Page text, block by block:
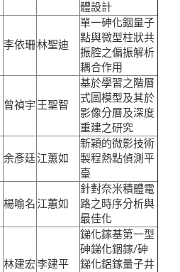
體設計
李依珊林聖迪
單一砷化銦量子
點與微型柱狀共
振腔之偏振解析
耦合作用
曾禎宇 王聖智
基於學習之階層
式圖模型及其於
影像分層及深度
重建之研究
余彥廷江蕙如
新穎的微影技術
製程熱點偵測平
臺
楊喻名江蕙如
針對奈米積體電
路之時序分析與
最佳化
林建宏李建平
銻化鎵基第一型
砷銻化銦鎵/砷
銻化鋁鎵量子井